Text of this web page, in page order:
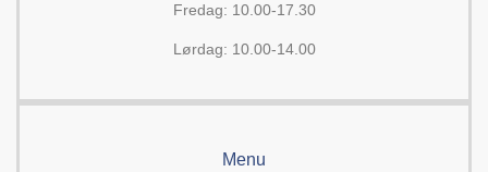
Fredag: 10.00-17.30
Lørdag: 10.00-14.00
Menu